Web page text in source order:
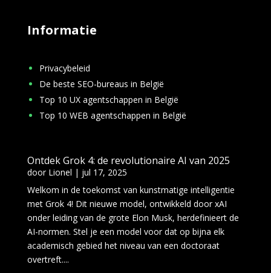
Informatie
Privacybeleid
De beste SEO-bureaus in België
Top 10 UX agentschappen in België
Top 10 WEB agentschappen in België
Ontdek Grok 4: de revolutionaire AI van 2025
door Lionel | jul 17, 2025
Welkom in de toekomst van kunstmatige intelligentie
met Grok 4! Dit nieuwe model, ontwikkeld door xAI
onder leiding van de grote Elon Musk, herdefinieert de
AI-normen. Stel je een model voor dat op bijna elk
academisch gebied het niveau van een doctoraat
overtreft....